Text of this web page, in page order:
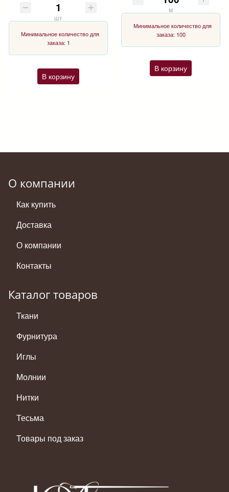
шт
Минимальное количество для
заказа: 1
В корзину
м
Минимальное количество для
заказа: 100
В корзину
О компании
Как купить
Доставка
О компании
Контакты
Каталог товаров
Ткани
Фурнитура
Иглы
Молнии
Нитки
Тесьма
Товары под заказ